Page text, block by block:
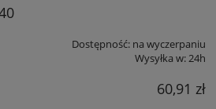
Dostępność: na wyczerpaniu
Wysyłka w:24h
60,91 zł